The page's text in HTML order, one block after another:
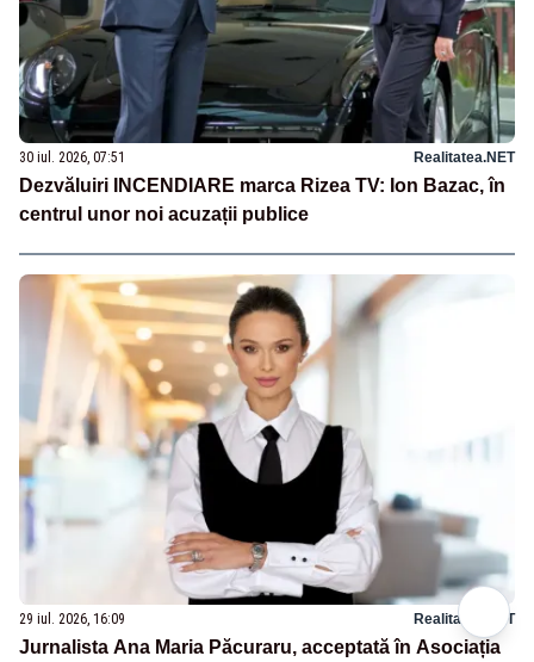
30 iul. 2026, 07:51 Realitatea.NET
Dezvăluiri INCENDIARE marca Rizea TV: Ion Bazac, în
centrul unor noi acuzații publice
29 iul. 2026, 16:09 Realitatea.NET
Jurnalista Ana Maria Păcuraru, acceptată în Asociația